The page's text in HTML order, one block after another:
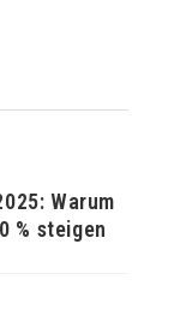
Warum
% steigen